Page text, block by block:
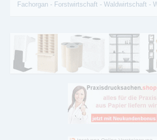
Fachorgan - Forstwirtschaft - Waldwirtschaft -